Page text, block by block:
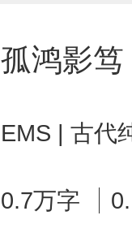
孤鸿影笃
EMS | 古代
0.7万字